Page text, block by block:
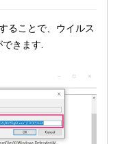
ることで、ウイルス
きます.